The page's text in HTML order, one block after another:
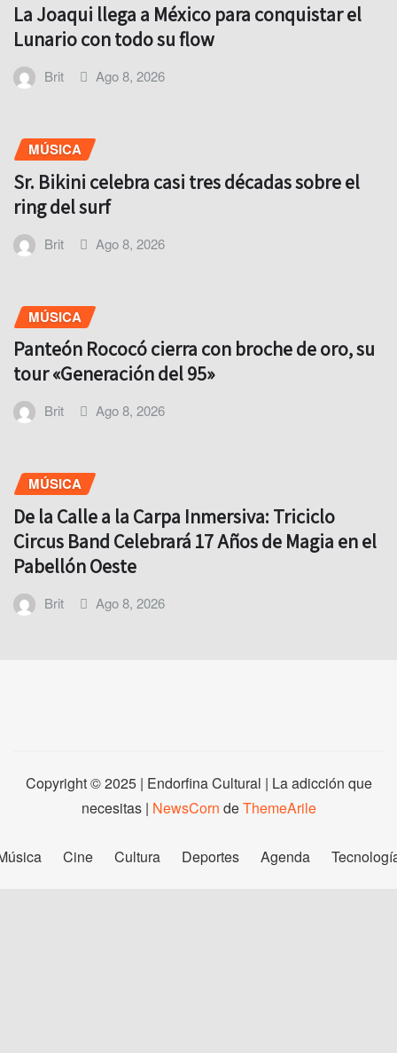
La Joaqui llega a México para conquistar el
Lunario con todo su flow
Brit Ago 8, 2026
MÚSICA
Sr. Bikini celebra casi tres décadas sobre el
ring del surf
Brit Ago 8, 2026
MÚSICA
Panteón Rococó cierra con broche de oro, su
tour «Generación del 95»
Brit Ago 8, 2026
MÚSICA
De la Calle a la Carpa Inmersiva: Triciclo
Circus Band Celebrará 17 Años de Magia en el
Pabellón Oeste
Brit Ago 8, 2026
Copyright © 2025 | Endorfina Cultural | La adicción que
necesitas | NewsCorn deThemeArile
Cine Cultura Deportes Agenda